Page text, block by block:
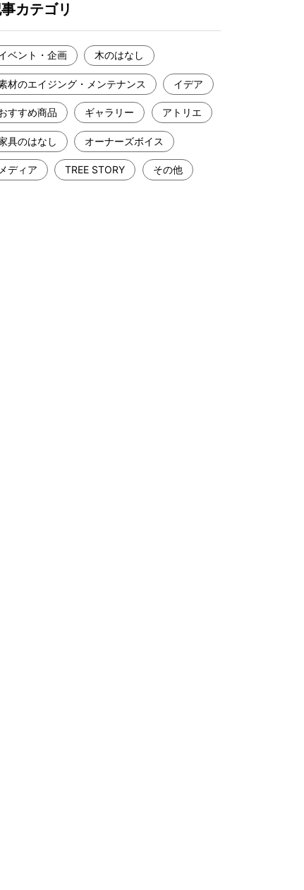
カテゴリ
ベント・企画 木のはなし
材のエイジング・メンテナンス イデア
すすめ商品 ギャラリー アトリエ
具のはなし オーナーズボイス
メディア TREE STORY その他